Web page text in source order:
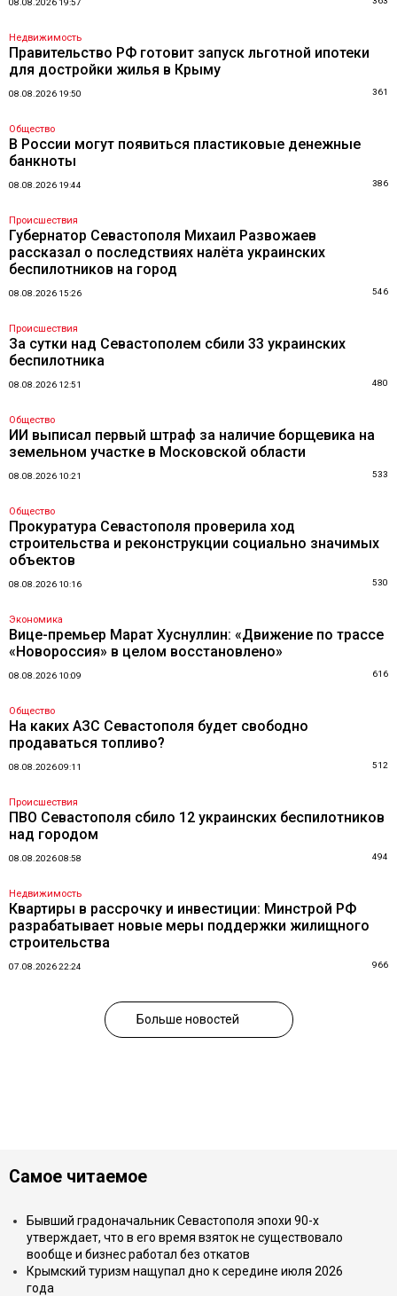
08.08.2026 19:57
Недвижимость
Правительство РФ готовит запуск льготной ипотеки
для достройки жилья в Крыму
08.08.2026 19:50 361
Общество
В России могут появиться пластиковые денежные
банкноты
08.08.2026 19:44 386
Происшествия
Губернатор Севастополя Михаил Развожаев
рассказал о последствиях налёта украинских
беспилотников на город
08.08.2026 15:26 546
Происшествия
За сутки над Севастополем сбили 33 украинских
беспилотника
08.08.2026 12:51 480
Общество
ИИ выписал первый штраф за наличие борщевика на
земельном участке в Московской области
08.08.2026 10:21 533
Общество
Прокуратура Севастополя проверила ход
строительства и реконструкции социально значимых
объектов
08.08.2026 10:16 530
Экономика
Вице-премьер Марат Хуснуллин: «Движение по трассе
«Новороссия» в целом восстановлено»
08.08.2026 10:09 616
Общество
На каких АЗС Севастополя будет свободно
продаваться топливо?
08.08.2026 09:11 512
Происшествия
ПВО Севастополя сбило 12 украинских беспилотников
над городом
08.08.2026 08:58 494
Недвижимость
Квартиры в рассрочку и инвестиции: Минстрой РФ
разрабатывает новые меры поддержки жилищного
строительства
07.08.2026 22:24 966
Больше новостей
Самое читаемое
Бывший градоначальник Севастополя эпохи 90-х
утверждает, что в его время взяток не существовало
вообще и бизнес работал без откатов
Крымский туризм нащупал дно к середине июля 2026
года